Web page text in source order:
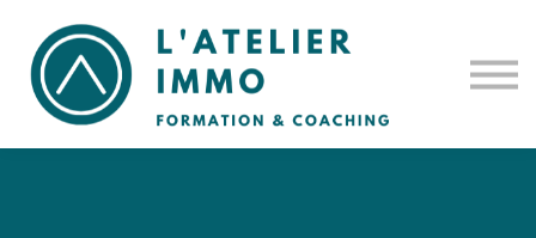
Prise en charge
Contact
Se connecter